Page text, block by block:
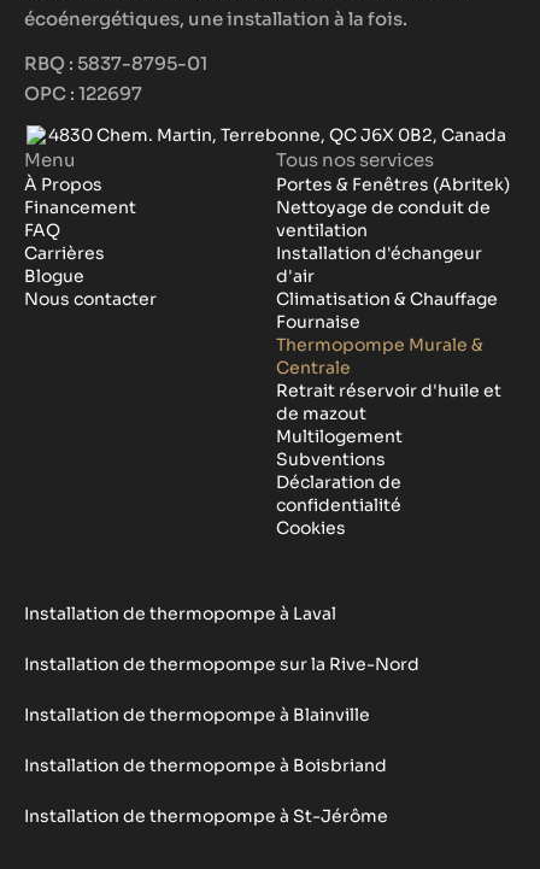
écoénergétiques, une installation à la fois.
RBQ : 5837-8795-01
OPC : 122697
4830 Chem. Martin, Terrebonne, QC J6X 0B2, Canada
Menu
À Propos
Financement
FAQ
Carrières
Blogue
Nous contacter
Tous nos services
Portes & Fenêtres (Abritek)
Nettoyage de conduit de
ventilation
Installation d'échangeur
d'air
Climatisation & Chauffage
Fournaise
Thermopompe Murale &
Centrale
Retrait réservoir d'huile et
de mazout
Multilogement
Subventions
Déclaration de
confidentialité
Cookies
Installation de thermopompe à Laval
Installation de thermopompe sur la Rive-Nord
Installation de thermopompe à Blainville
Installation de thermopompe à Boisbriand
Installation de thermopompe à St-Jérôme